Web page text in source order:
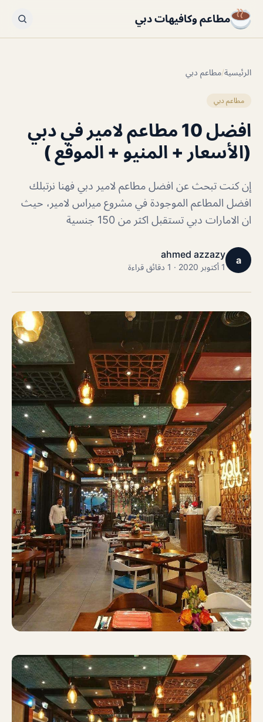
مطاعم وكافيهات دبي
الرئيسية/مطاعم دبي
مطاعم دبي
افضل 10 مطاعم لامير في دبي
(الأسعار + المنيو + الموقع )
إن كنت تبحث عن افضل مطاعم لامير دبي فهنا نرتبلك
افضل المطاعم الموجودة في مشروع ميراس لامير، حيث
ان الامارات دبي تستقبل اكثر من 150 جنسية
a
ahmed azzazy
1 أكتوبر 2020 · 1 دقائق قراءة